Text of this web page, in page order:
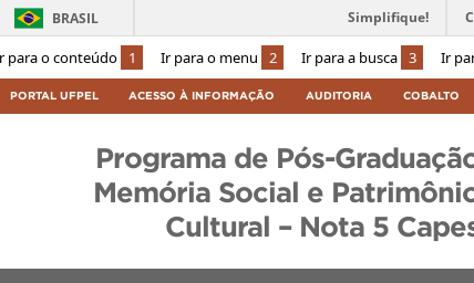
para o conteúdo 1 Ir para o menu 2 Ir para a busca 3 Ir
BRASIL Simplifique!
PORTAL UFPEL ACESSO À INFORMAÇÃO AUDITORIA COBALTO
Programa de Pós-
Memória Social e
Cultural – Nota 5